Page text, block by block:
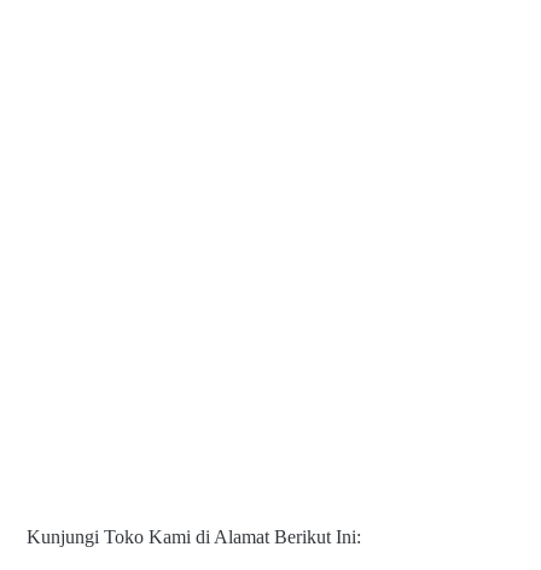
Kunjungi Toko Kami di Alamat Berikut Ini: